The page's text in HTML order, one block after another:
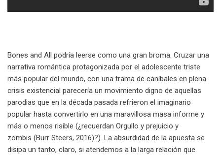
Bones and All podría leerse como una gran broma. Cruzar una
narrativa romántica protagonizada por el adolescente triste
más popular del mundo, con una trama de caníbales en plena
crisis existencial parecería un movimiento digno de aquellas
parodias que en la década pasada refrieron el imaginario
popular hasta convertirlo en una maravillosa masa informe y
más o menos risible (¿recuerdan Orgullo y prejuicio y
zombis (Burr Steers, 2016)?). La absurdidad de la apuesta se
disipa un tanto, claro, si atendemos a la larga relación que